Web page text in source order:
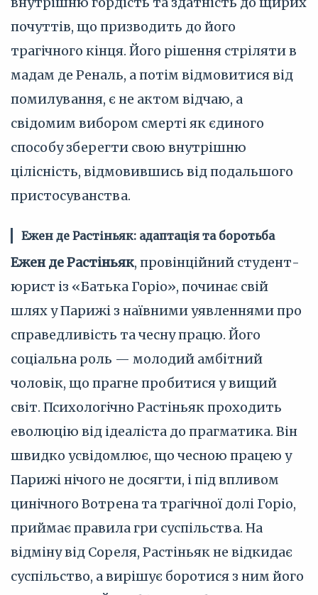
почуттів, що призводить до його
трагічного кінця. Його рішення стріляти в
мадам де Реналь, а потім відмовитися від
помилування, є не актом відчаю, а
свідомим вибором смерті як єдиного
способу зберегти свою внутрішню
цілісність, відмовившись від подальшого
пристосуванства.
Ежен де Растіньяк: адаптація та боротьба
Ежен де Растіньяк, провінційний студент-
юрист із «Батька Горіо», починає свій
шлях у Парижі з наївними уявленнями про
справедливість та чесну працю. Його
соціальна роль — молодий амбітний
чоловік, що прагне пробитися у вищий
світ. Психологічно Растіньяк проходить
еволюцію від ідеаліста до прагматика. Він
швидко усвідомлює, що чесною працею у
Парижі нічого не досягти, і під впливом
цинічного Вотрена та трагічної долі Горіо,
приймає правила гри суспільства. На
відміну від Сореля, Растіньяк не відкидає
суспільство, а вирішує боротися з ним його